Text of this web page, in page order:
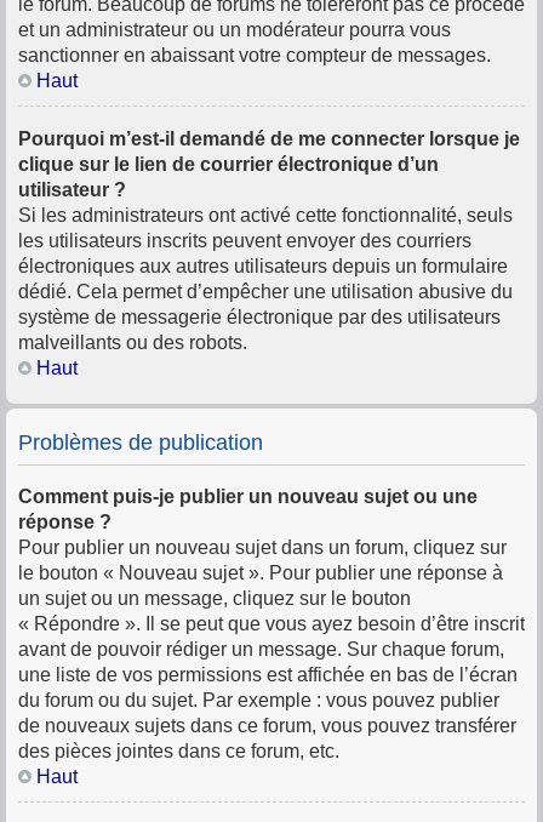
le forum. Beaucoup de forums ne toléreront pas ce procédé
et un administrateur ou un modérateur pourra vous
sanctionner en abaissant votre compteur de messages.
Haut
Pourquoi m’est-il demandé de me connecter lorsque je
clique sur le lien de courrier électronique d’un
utilisateur ?
Si les administrateurs ont activé cette fonctionnalité, seuls
les utilisateurs inscrits peuvent envoyer des courriers
électroniques aux autres utilisateurs depuis un formulaire
dédié. Cela permet d’empêcher une utilisation abusive du
système de messagerie électronique par des utilisateurs
malveillants ou des robots.
Haut
Problèmes de publication
Comment puis-je publier un nouveau sujet ou une
réponse ?
Pour publier un nouveau sujet dans un forum, cliquez sur
le bouton « Nouveau sujet ». Pour publier une réponse à
un sujet ou un message, cliquez sur le bouton
« Répondre ». Il se peut que vous ayez besoin d’être inscrit
avant de pouvoir rédiger un message. Sur chaque forum,
une liste de vos permissions est affichée en bas de l’écran
du forum ou du sujet. Par exemple : vous pouvez publier
de nouveaux sujets dans ce forum, vous pouvez transférer
des pièces jointes dans ce forum, etc.
Haut